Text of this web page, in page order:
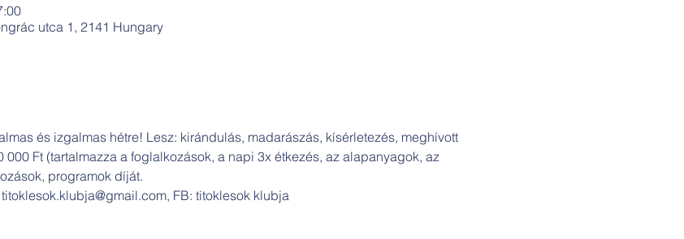
utca 1, 2141 Hungary
és izgalmas hétre! Lesz: kirándulás, madarászás, kísérletezés, meghívott
Ft (tartalmazza a foglalkozások, a napi 3x étkezés, az alapanyagok, az
programok díját.
FB: titoklesok klubja